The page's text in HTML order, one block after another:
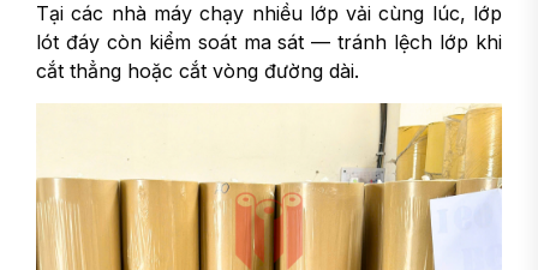
Tại các nhà máy chạy nhiều lớp vải cùng lúc, lớp
lót đáy còn kiểm soát ma sát — tránh lệch lớp khi
cắt thẳng hoặc cắt vòng đường dài.